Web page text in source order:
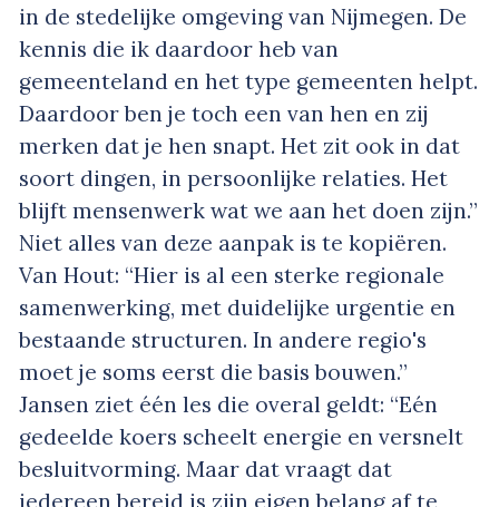
in de stedelijke omgeving van Nijmegen. De
kennis die ik daardoor heb van
gemeenteland en het type gemeenten helpt.
Daardoor ben je toch een van hen en zij
merken dat je hen snapt. Het zit ook in dat
soort dingen, in persoonlijke relaties. Het
blijft mensenwerk wat we aan het doen zijn.”
Niet alles van deze aanpak is te kopiëren.
Van Hout: “Hier is al een sterke regionale
samenwerking, met duidelijke urgentie en
bestaande structuren. In andere regio's
moet je soms eerst die basis bouwen.”
Jansen ziet één les die overal geldt: “Eén
gedeelde koers scheelt energie en versnelt
besluitvorming. Maar dat vraagt dat
iedereen bereid is zijn eigen belang af te